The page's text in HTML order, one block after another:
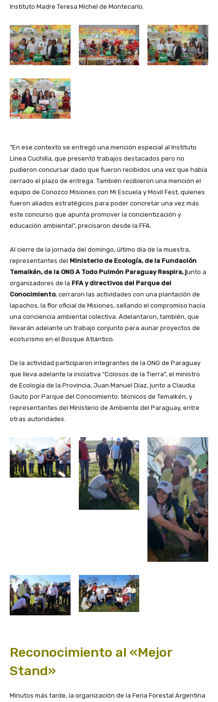
Instituto Madre Teresa Michel de Montecarlo.
“En ese contexto se entregó una mención especial al Instituto
Línea Cuchilla, que presentó trabajos destacados pero no
pudieron concursar dado que fueron recibidos una vez que había
cerrado el plazo de entrega. También recibieron una mención el
equipo de Conozco Misiones con Mi Escuela y Movil Fest, quienes
fueron aliados estratégicos para poder concretar una vez más
este concurso que apunta promover la concientización y
educación ambiental”, precisaron desde la FFA.
Al cierre de la jornada del domingo, último día de la muestra,
representantes del Ministerio de Ecología, de la Fundación
Temaikén, de la ONG A Todo Pulmón Paraguay Respira, junto a
organizadores de la FFA y directivos del Parque del
Conocimiento, cerraron las actividades con una plantación de
lapachos, la flor oficial de Misiones, sellando el compromiso hacia
una conciencia ambiental colectiva. Adelantaron, también, que
llevarán adelante un trabajo conjunto para aunar proyectos de
ecoturismo en el Bosque Atlántico.
De la actividad participaron integrantes de la ONG de Paraguay
que lleva adelante la iniciativa “Colosos de la Tierra”, el ministro
de Ecología de la Provincia, Juan Manuel Díaz, junto a Claudia
Gauto por Parque del Conocimiento; técnicos de Temaikén, y
representantes del Ministerio de Ambiente del Paraguay, entre
otras autoridades.
Reconocimiento al «Mejor
Stand»
Minutos más tarde, la organización de la Feria Forestal Argentina